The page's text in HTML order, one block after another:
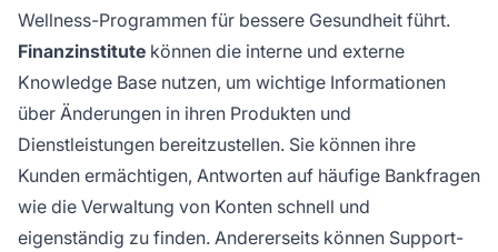
Wellness-Programmen für bessere Gesundheit führt.
Finanzinstitute können die interne und externe
Knowledge Base nutzen, um wichtige Informationen
über Änderungen in ihren Produkten und
Dienstleistungen bereitzustellen. Sie können ihre
Kunden ermächtigen, Antworten auf häufige Bankfragen
wie die Verwaltung von Konten schnell und
eigenständig zu finden. Andererseits können Support-